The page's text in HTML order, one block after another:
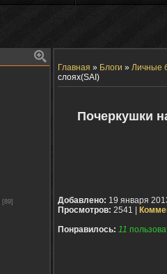
[89]
Главная » Блоги » Личные
слоях(SAI)
Почеркушки
Добавлено: 19 января
Просмотров: 2541 |
Понравилось: 11